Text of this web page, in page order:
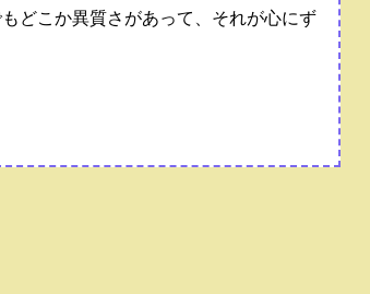
どこか異質さがあって、それが心にず